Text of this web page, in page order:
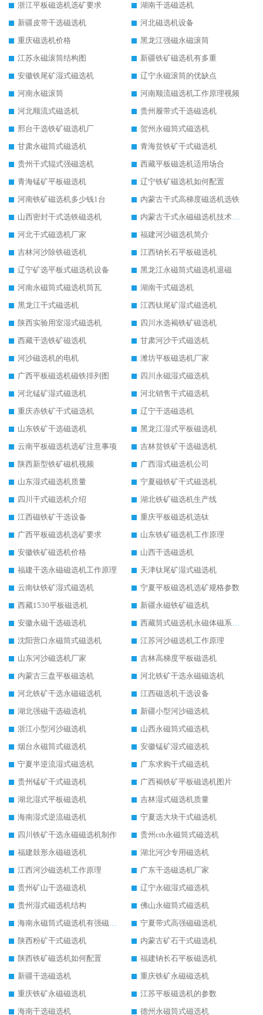
浙江平板磁选机选矿要求
湖南干选磁选机
新疆皮带干选磁选机
河北磁选机设备
重庆磁选机价格
黑龙江强磁永磁滚筒
江苏永磁滚筒结构图
新疆铁矿磁选机有多重
安徽铁尾矿湿式磁选机
辽宁永磁滚筒的优缺点
河南永磁滚筒
河南顺流磁选机工作原理视频
河北顺流式磁选机
贵州履带式干选磁选机
邢台干选铁矿磁选机厂
贺州永磁筒式磁选机
甘肃永磁筒式磁选机
青海贫铁矿干式磁选机
贵州干式辊式强磁选机
西藏平板磁选机适用场合
青海锰矿平板磁选机
辽宁铁矿磁选机如何配置
河南铁矿磁选机多少钱1台
内蒙古干式高梯度磁选机选铁
山西密封干式选铁磁选机
内蒙古干式永磁磁选机技术要求
河北干式磁选机厂家
福建河沙磁选机简介
吉林河沙除铁磁选机
江西钠长石平板磁选机
辽宁矿选平板式磁选机设备
黑龙江永磁筒式磁选机退磁
河南永磁筒式磁选机筒瓦
湖南干式磁选机
黑龙江干式磁选机
江西钛尾矿湿式磁选机
陕西实验用室湿式磁选机
四川水选褐铁矿磁选机
西藏干选铁矿磁选机
甘肃河沙干式磁选机
河沙磁选机的电机
潍坊平板磁选机厂家
广西平板磁选机磁铁排列图
四川永磁湿式磁选机
河北锰矿湿式磁选机
河北销售干式磁选机
重庆赤铁矿干式磁选机
辽宁干选磁选机
山东铁矿干选磁选机
黑龙江湿式平板磁选机
云南平板磁选机选矿注意事项
吉林贫铁矿干选磁选机
陕西新型铁矿磁机视频
广西湿式磁选机公司
山东湿式磁选机质量
宁夏磁铁矿干式磁选机
四川干式磁选机介绍
湖北铁矿磁选机生产线
江西磁铁矿干选设备
重庆平板磁选机选钛
广西平板磁选机选矿要求
山东铁矿磁选机工作原理
安徽铁矿磁选机价格
山西干选磁选机
福建干选永磁磁选机工作原理
天津钛尾矿湿式磁选机
云南钛铁矿湿式磁选机
宁夏平板磁选机选矿规格参数
西藏1530平板磁选机
新疆永磁铁矿磁选机
安徽永磁干选磁选机
西藏筒式磁选机永磁体磁系设计
沈阳营口永磁筒式磁选机
江苏河沙磁选机工作原理
山东河沙磁选机厂家
吉林高梯度平板磁选机
内蒙古三盘平板磁选机
河北铁矿干选永磁磁选机
河北铁矿干选永磁磁选机
江西磁选机干选设备
湖北强磁干选磁选机
新疆小型河沙磁选机
浙江小型河沙磁选机
山西永磁筒式磁选机
烟台永磁筒式磁选机
安徽锰矿湿式磁选机
宁夏半逆流湿式磁选机
广东求购干式磁选机
贵州锰矿干式磁选机
广西褐铁矿平板磁选机图片
湖北湿式平板磁选机
吉林湿式磁选机质量
海南湿式逆流磁选机
宁夏选大块干式磁选机
四川铁矿干选永磁磁选机制作
贵州ctb永磁筒式磁选机
福建鼓形永磁磁选机
湖北河沙专用磁选机
江西河沙磁选机工作原理
广东干选磁选机厂家
贵州矿山干选磁选机
辽宁永磁湿式磁选机
贵州湿式磁选机结构
佛山永磁筒式磁选机
海南永磁筒式磁选机有强磁的吗
宁夏带式高强磁磁选机
陕西粉矿干式磁选机
内蒙古矿石干式磁选机
陕西铁矿磁选机如何配置
福建钠长石平板磁选机
新疆干选磁选机
重庆铁矿永磁磁选机
重庆铁矿永磁磁选机
江苏平板磁选机的参数
海南干选磁选机
德州永磁筒式磁选机